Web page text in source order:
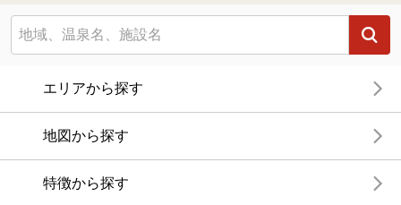
エリアから探す
地図から探す
特徴から探す